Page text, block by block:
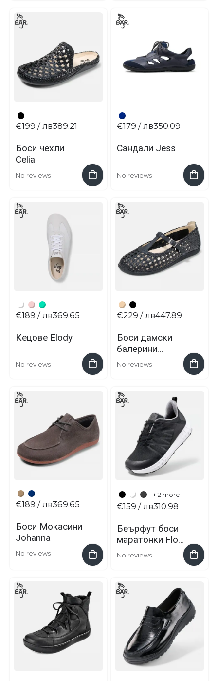
Боси чехли
Celia
No reviews
€199 / лв389.21
Сандали Jess
No reviews
€179 / лв350.09
Кецове Elody
No reviews
€189 / лв369.65
Боси дамски
балерини
Colleen
No reviews
€229 / лв447.89
Боси Мокасини
Johanna
No reviews
€189 / лв369.65
+ 2 more
Беърфут боси
маратонки Flow
Motion от BÄR
No reviews
€159 / лв310.98